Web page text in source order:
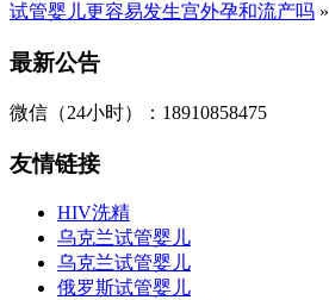
试管婴儿更容易发生宫外孕和流产吗 »
最新公告
微信（24小时）：18910858475
友情链接
HIV洗精
乌克兰试管婴儿
乌克兰试管婴儿
俄罗斯试管婴儿